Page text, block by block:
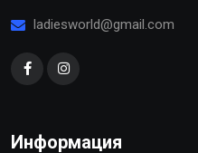
ladiesworld@gmail.com
Информация